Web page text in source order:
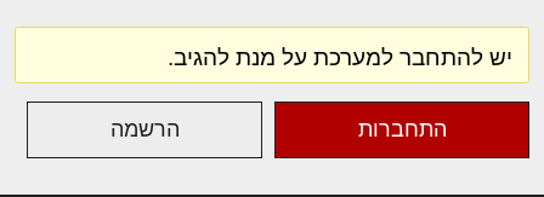
יש להתחבר למערכת על מנת להגיב.
התחברות הרשמה